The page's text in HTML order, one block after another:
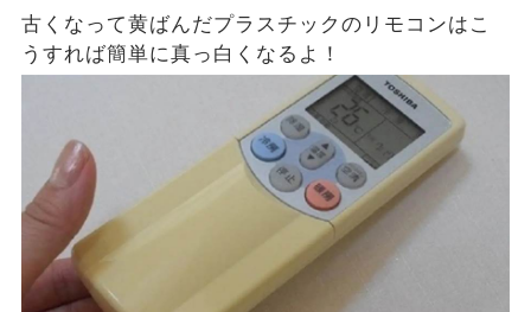
古くなって黄ばんだプラスチックのリモコンはこ
うすれば簡単に真っ白くなるよ！